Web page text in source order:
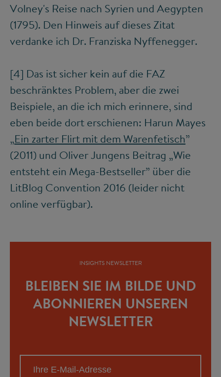
Volney's Reise nach Syrien und Aegypten
(1795). Den Hinweis auf dieses Zitat
verdanke ich Dr. Franziska Nyffenegger.
[4] Das ist sicher kein auf die FAZ
beschränktes Problem, aber die zwei
Beispiele, an die ich mich erinnere, sind
eben beide dort erschienen: Harun Mayes
„Ein zarter Flirt mit dem Warenfetisch”
(2011) und Oliver Jungens Beitrag „Wie
entsteht ein Mega-Bestseller” über die
LitBlog Convention 2016 (leider nicht
online verfügbar).
INSIGHTS NEWSLETTER
BLEIBEN SIE IM BILDE UND
ABONNIEREN UNSEREN
NEWSLETTER